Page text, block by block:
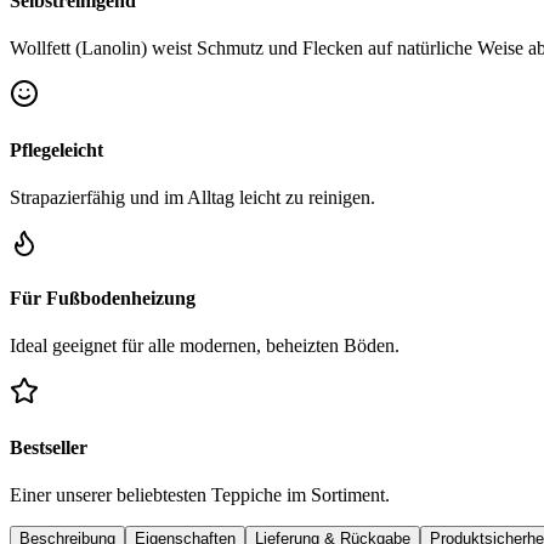
Wollfett (Lanolin) weist Schmutz und Flecken auf natürliche Weise
Pflegeleicht
Strapazierfähig und im Alltag leicht zu reinigen.
Für Fußbodenheizung
Ideal geeignet für alle modernen, beheizten Böden.
Bestseller
Einer unserer beliebtesten Teppiche im Sortiment.
Beschreibung Eigenschaften Lieferung & Rückgabe